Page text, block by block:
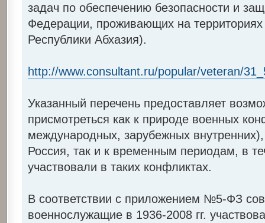
задач по обеспечению безопасности и
Федерации, проживающих на
Республики Абхазия).
http://www.consultant.ru/popular/veteran/
Указанный перечень предоставляет
присмотреться как к природе военных
международных, зарубежных
Россия, так и к временным периодам, в
участвовали в таких конфликтах.
В соответствии с приложением №5-ФЗ
военнослужащие в 1936-2008 гг.